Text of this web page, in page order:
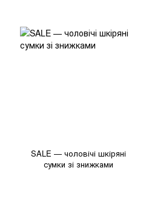
SALE — чоловічі шкіряні
сумки зі знижками